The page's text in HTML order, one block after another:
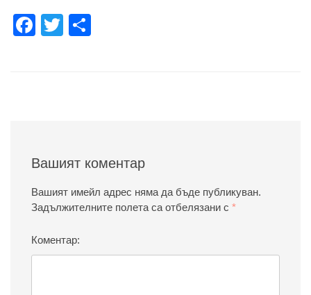
Facebook
Twitter
Вашият коментар
Вашият имейл адрес няма да бъде публикуван.
Задължителните полета са отбелязани с *
Коментар: